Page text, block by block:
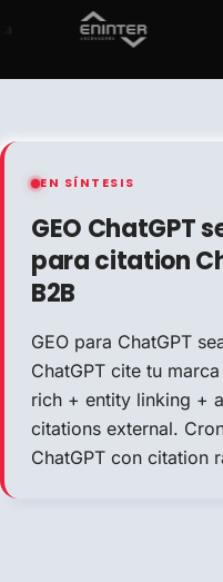
EN SÍNTESIS
GEO ChatGPT
para citation
B2B
GEO para ChatGPT
ChatGPT cite tu
rich + entity linking +
citations external.
ChatGPT con citation